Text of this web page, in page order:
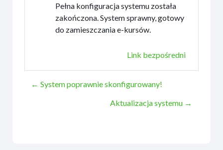
Pełna konfiguracja systemu została
zakończona. System sprawny, gotowy
do zamieszczania e-kursów.
Link bezpośredni
← System poprawnie skonfigurowany!
Aktualizacja systemu →